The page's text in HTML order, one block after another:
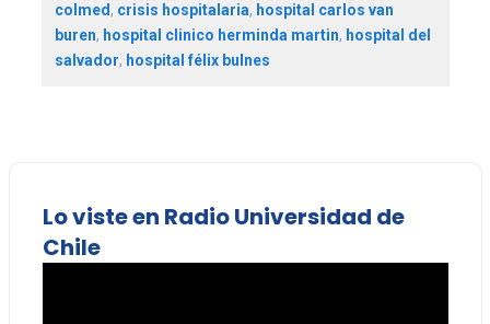
colmed , crisis hospitalaria, hospital carlos van
buren, hospital clinico herminda martin, hospital del
salvador, hospital félix bulnes
Lo viste en Radio Universidad de
Chile